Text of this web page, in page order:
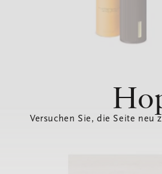
Versuchen Sie, die Seite neu